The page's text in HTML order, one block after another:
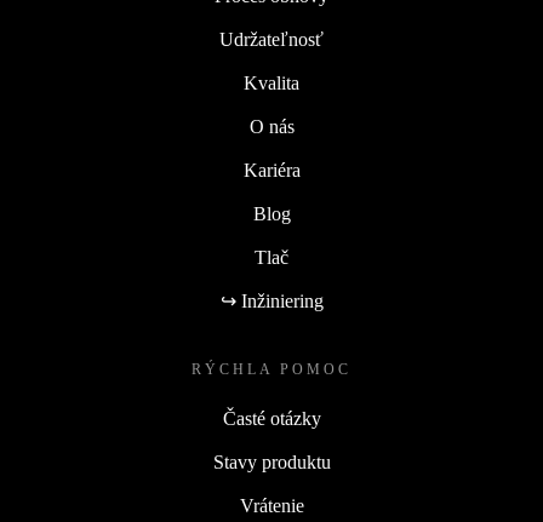
Udržateľnosť
Kvalita
O nás
Kariéra
Blog
Tlač
↪ Inžiniering
RÝCHLA POMOC
Časté otázky
Stavy produktu
Vrátenie